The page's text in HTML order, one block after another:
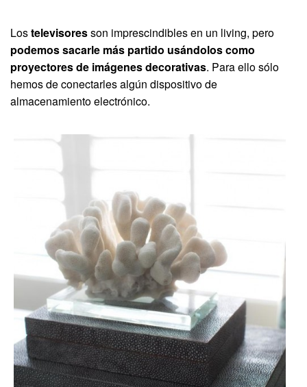
Lostelevisoresson imprescindibles en un living, pero
podemos sacarle más partido usándolos como
proyectores de imágenes decorativas. Para ello sólo
hemos de conectarles algún dispositivo de
almacenamiento electrónico.